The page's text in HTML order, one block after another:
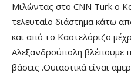
Μιλώντας στο CNN Turk ο
τελευταίο διάστημα κάτω
και από το Καστελόριζο
Αλεξανδρούπολη βλέπουμε
βάσεις .Ουιαστικά είναι